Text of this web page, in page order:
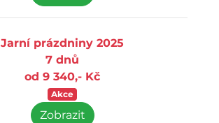
Jarní prázdniny 2025
7 dnů
od 9 340,- Kč
Akce
Zobrazit